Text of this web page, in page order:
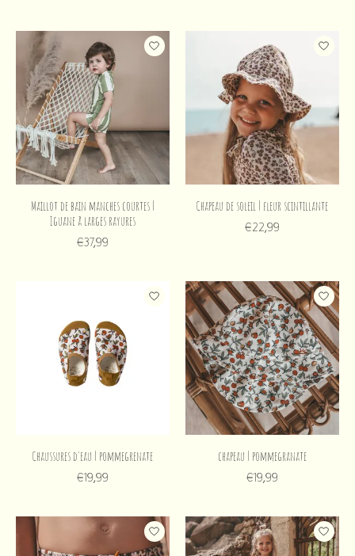
Maillot de bain manches courtes |
Iguane à larges rayures
€37,99
Chapeau de soleil | fleur scintillante
€22,99
Chaussures d'eau | pommegrenate
€19,99
chapeau | pommegranate
€19,99